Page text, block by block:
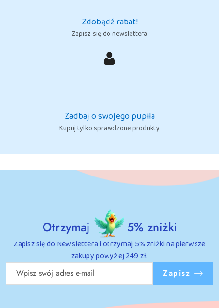
Zdobądź rabat!
Zapisz się do newslettera
Zadbaj o swojego pupila
Kupuj tylko sprawdzone produkty
Otrzymaj 5% zniżki
Zapisz się do Newslettera i otrzymaj 5% zniżki na pierwsze
zakupy powyżej 249 zł.
Zapisz